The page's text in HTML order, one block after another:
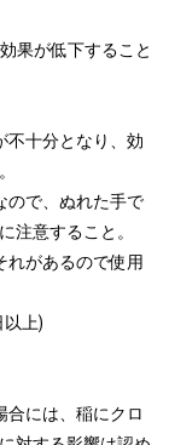
果が低下すること
不十分となり、効
ので、ぬれた手で
注意すること。
れがあるので使用
上)
合には、稲にクロ